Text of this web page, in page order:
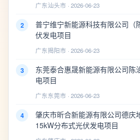
广东汕头市 · 2026-06-23
2
普宁维宁新能源科技有限公司（
伏发电项目
广东揭阳市 · 2026-06-23
3
东莞泰合惠晟新能源有限公司陈
电项目
广东东莞市 · 2026-06-23
4
肇庆市昕合新能源有限公司德庆
15kW分布式光伏发电项目